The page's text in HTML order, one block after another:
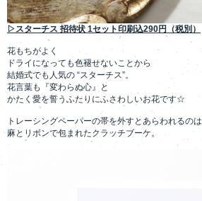
▷スターチス 招待状 1セット印刷込290円（税別）
花もちがよく
ドライになっても色褪せないことから
結婚式でも人気の “スターチス”。
花言葉も『変わらぬ心』と
かたく愛を誓うふたりにふさわしいお花です☆
トレーシングペーパーの帯を外すとあらわれるのは
麻とリボンで包まれたクラッチブーケ。